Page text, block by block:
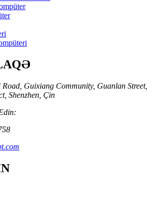
Guixiang Community, Guanlan Street,
Shenzhen, Çin